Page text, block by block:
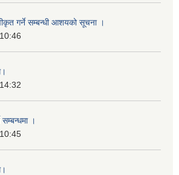
गर्ने सम्बन्धी आशयको सूचना ।
।